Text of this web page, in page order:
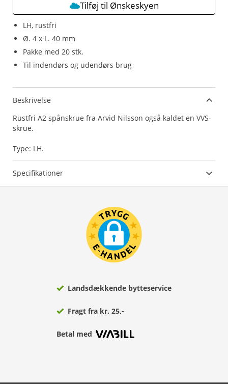
LH, rustfri
Ø. 4 x L. 40 mm
Pakke med 20 stk.
Til indendørs og udendørs brug
Tilføj til Ønskeskyen
Beskrivelse
Rustfri A2 spånskrue fra Arvid Nilsson også kaldet en VVS-
skrue.
Type: LH.
Specifikationer
Landsdækkende bytteservice
Fragt fra kr. 25,-
Betal med